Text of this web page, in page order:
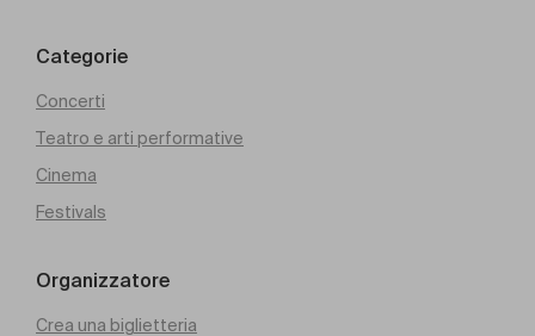
Categorie
Concerti
Teatro e arti performative
Cinema
Festivals
Organizzatore
Crea una biglietteria